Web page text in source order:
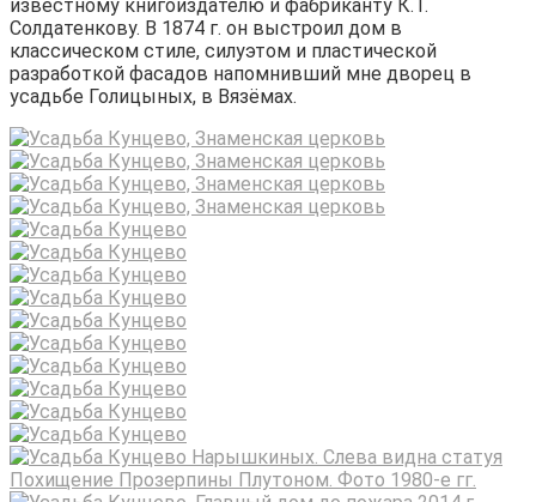
известному книгоиздателю и фабриканту К.Т.
Солдатенкову. В 1874 г. он выстроил дом в
классическом стиле, силуэтом и пластической
разработкой фасадов напомнивший мне дворец в
усадьбе Голицыных, в Вязёмах.